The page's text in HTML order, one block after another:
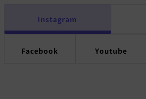
Instagram
Facebook Youtube